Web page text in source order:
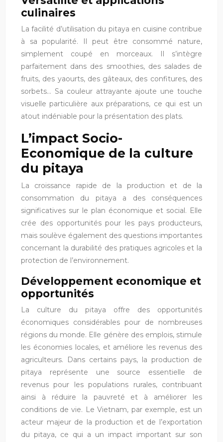
culinaires
La facilité d’utilisation du pitaya en cuisine contribue
à sa popularité. Il peut être consommé nature,
simplement coupé en morceaux. Il s’intègre
parfaitement dans des smoothies, des salades de
fruits, des yaourts, des gâteaux, des confitures, des
sorbets… Sa couleur attrayante ajoute une touche
visuelle particulière aux préparations, ce qui est un
atout indéniable pour la présentation des plats.
L’impact Socio-
Economique de la culture
du pitaya
La croissance rapide de la production et de la
consommation du pitaya a des conséquences
significatives sur le plan économique et social. Elle
crée des opportunités pour les pays producteurs,
mais soulève également des questions importantes
concernant la durabilité des pratiques agricoles et la
protection de l’environnement.
Développement economique et
opportunités
La culture du pitaya offre des opportunités
économiques considérables pour de nombreuses
régions du monde. Elle génère des emplois, stimule
les économies locales, et améliore les revenus des
agriculteurs. Dans certains pays, la production de
pitaya représente une source essentielle de
revenus pour les populations rurales, contribuant
ainsi à réduire la pauvreté et à améliorer les
conditions de vie. Le Vietnam, par exemple, est un
acteur majeur de la production et de l’exportation
du pitaya, ce qui a un impact important sur son